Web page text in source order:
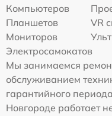
Компьютеров
Планшетов
VR
Мониторов
Электросамокатов
Мы занимаемся
обслуживанием
гарантийного
Новгороде работает